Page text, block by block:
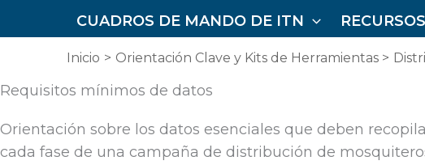
CUADROS DE MANDO DE ITN
RECURSOS
Inicio Orientación Clave y Kits de Herramientas
Requisitos mínimos de datos
Orientación sobre los datos esenciales que deben
cada fase de una campaña de distribución de